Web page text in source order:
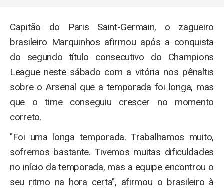
Capitão do Paris Saint-Germain, o zagueiro
brasileiro Marquinhos afirmou após a conquista
do segundo título consecutivo do Champions
League neste sábado com a vitória nos pênaltis
sobre o Arsenal que a temporada foi longa, mas
que o time conseguiu crescer no momento
correto.
"Foi uma longa temporada. Trabalhamos muito,
sofremos bastante. Tivemos muitas dificuldades
no início da temporada, mas a equipe encontrou o
seu ritmo na hora certa", afirmou o brasileiro à